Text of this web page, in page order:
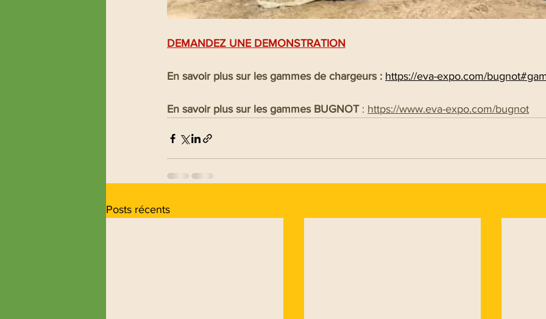
DEMANDEZ UNE DEMONSTRATION
En savoir plus sur les gammes de chargeurs : https://eva-expo.com/
En savoir plus sur les gammes BUGNOT : https://www.eva-expo.com/bugnot
Posts récents